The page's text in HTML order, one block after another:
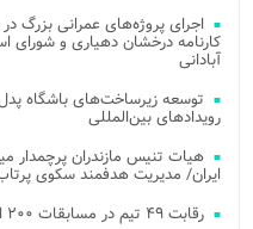
اجرای پروژه‌های عمرانی بزرگ
کارنامه درخشان دهیاری و
آبادانی
توسعه زیرساخت‌های باشگاه
رویدادهای بین‌المللی
هیات تنیس مازندران پرچمدار
ایران/ مدیریت هدفمند سکوی
رقابت ۴۹ تیم در مسابقات ۲۰۰ امتیازی تنیس ساحلی کشور در مازندران